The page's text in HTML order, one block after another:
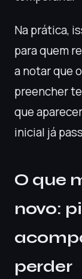
Na prática,
para quem
a notar que
preencher
que
inicial já
O que
novo:
perder